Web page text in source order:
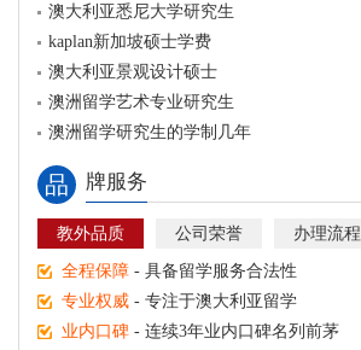
澳大利亚悉尼大学研究生
kaplan新加坡硕士学费
澳大利亚景观设计硕士
澳洲留学艺术专业研究生
澳洲留学研究生的学制几年
品 牌服务
教外品质 公司荣誉 办理流程
全程保障 - 具备留学服务合法性
专业权威 - 专注于澳大利亚留学
业内口碑 - 连续3年业内口碑名列前茅